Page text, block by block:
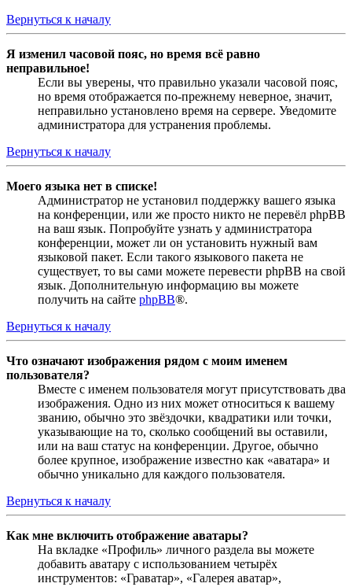
Вернуться к началу
Я изменил часовой пояс, но время всё равно
неправильное!
Если вы уверены, что правильно указали часовой пояс,
но время отображается по-прежнему неверное, значит,
неправильно установлено время на сервере. Уведомите
администратора для устранения проблемы.
Вернуться к началу
Моего языка нет в списке!
Администратор не установил поддержку вашего языка
на конференции, или же просто никто не перевёл phpBB
на ваш язык. Попробуйте узнать у администратора
конференции, может ли он установить нужный вам
языковой пакет. Если такого языкового пакета не
существует, то вы сами можете перевести phpBB на свой
язык. Дополнительную информацию вы можете
получить на сайте phpBB®.
Вернуться к началу
Что означают изображения рядом с моим именем
пользователя?
Вместе с именем пользователя могут присутствовать два
изображения. Одно из них может относиться к вашему
званию, обычно это звёздочки, квадратики или точки,
указывающие на то, сколько сообщений вы оставили,
или на ваш статус на конференции. Другое, обычно
более крупное, изображение известно как «аватара» и
обычно уникально для каждого пользователя.
Вернуться к началу
Как мне включить отображение аватары?
На вкладке «Профиль» личного раздела вы можете
добавить аватару с использованием четырёх
инструментов: «Граватар», «Галерея аватар»,